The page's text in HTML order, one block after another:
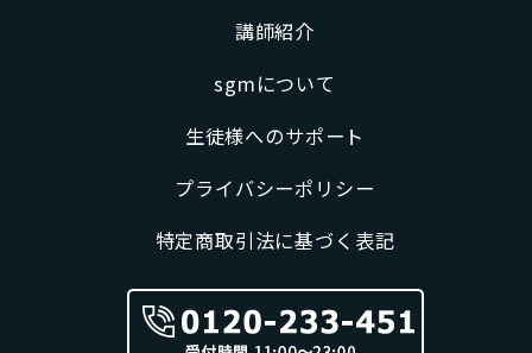
講師紹介
sgmについて
生徒様へのサポート
プライバシーポリシー
特定商取引法に基づく表記